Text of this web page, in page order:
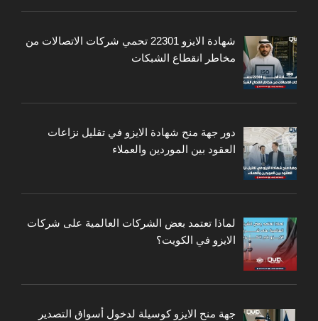
شهادة الايزو 22301 تحمي شركات الاتصالات من
مخاطر انقطاع الشبكات
دور جهة منح شهادة الايزو في تقليل نزاعات
العقود بين الموردين والعملاء
لماذا تعتمد بعض الشركات العالمية على شركات
الايزو في الكويت؟
جهة منح الايزو كوسيلة لدخول أسواق التصدير